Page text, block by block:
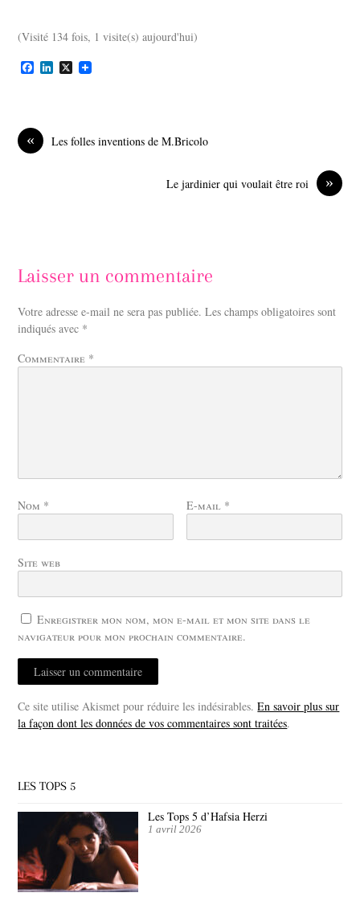
(Visité 134 fois, 1 visite(s) aujourd'hui)
F
o
o
k
L
I
X
« Les folles inventions de M.Bricolo
»
Le jardinier qui voulait être roi
Laisser un commentaire
Votre adresse e-mail ne sera pas publiée. Les champs obligatoires sont
indiqués avec *
Commentaire *
Nom * E-mail *
Site web
Enregistrer mon nom, mon e-mail et mon site dans le
navigateur pour mon prochain commentaire.
Ce site utilise Akismet pour réduire les indésirables.En savoir plus sur
la façon dont les données de vos commentaires sont traitées.
LES TOPS 5
Les Tops 5 d’Hafsia Herzi
1 avril 2026